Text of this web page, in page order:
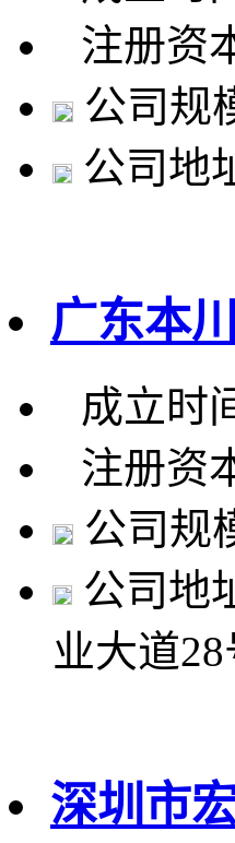
注册资
公司规
公司地
广东本
成立时
注册资
公司规
公司地
业大道
深圳市